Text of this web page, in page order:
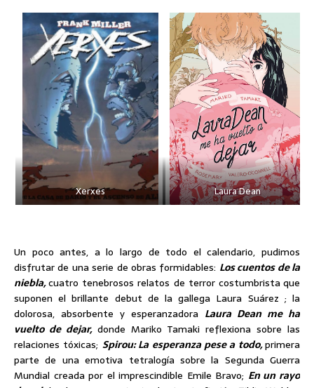
Xerxes Laura Dean
Un poco antes, a lo largo de todo el calendario, pudimos
disfrutar de una serie de obras formidables: Los cuentos de la
niebla,cuatro tenebrosos relatos de terror costumbrista que
suponen el brillante debut de la gallega Laura Suárez ; la
dolorosa, absorbente y esperanzadora Laura Dean me ha
vuelto de dejar,donde Mariko Tamaki reflexiona sobre las
relaciones tóxicas; Spirou:La esperanza pese a todo,primera
parte de una emotiva tetralogía sobre la Segunda Guerra
Mundial creada por el imprescindible Emile Bravo; En un rayo